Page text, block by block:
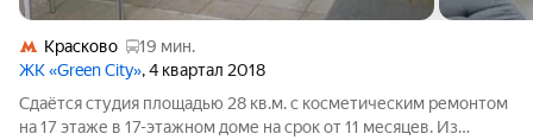
Красково
19 мин.
ЖК «Green City», 4 квартал 2018
Сдаётся студия площадью 28 кв.м. с косметическим ремонтом
на 17 этаже в 17-этажном доме на срок от 11 месяцев. Из